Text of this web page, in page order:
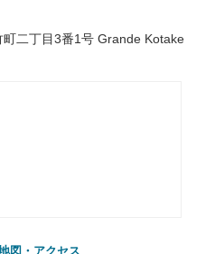
二丁目3番1号 Grande Kotake
図・アクセス